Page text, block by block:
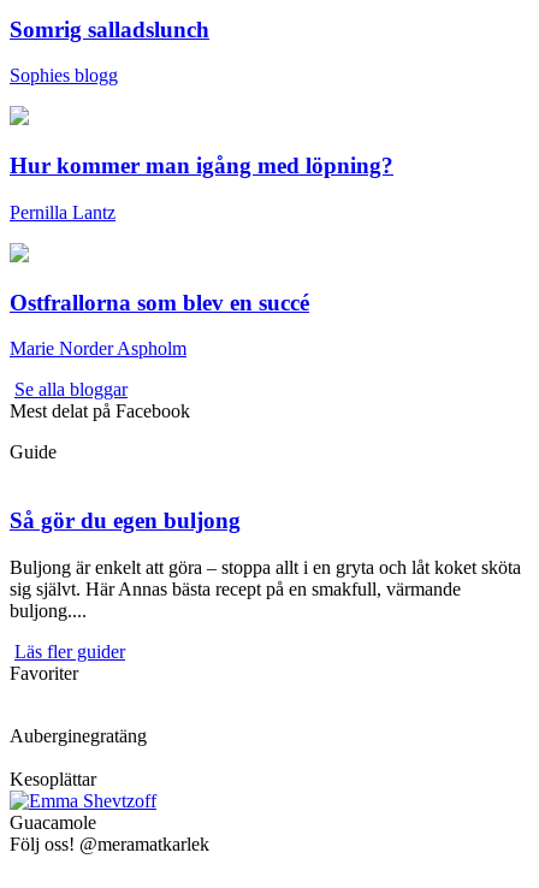
Somrig salladslunch
Sophies blogg
Hur kommer man igång med löpning?
Pernilla Lantz
Ostfrallorna som blev en succé
Marie Norder Aspholm
Se alla bloggar
Mest delat på Facebook
Guide
Så gör du egen buljong
Buljong är enkelt att göra – stoppa allt i en gryta och låt koket sköta
sig självt. Här Annas bästa recept på en smakfull, värmande
buljong....
Läs fler guider
Favoriter
Auberginegratäng
Kesoplättar
Guacamole
Följ oss! @meramatkarlek